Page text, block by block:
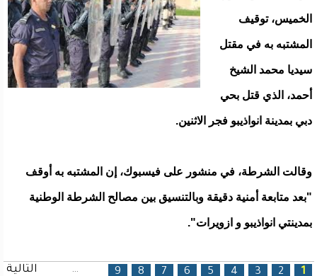
الخميس، توقيف
المشتبه به في مقتل
سيديا محمد الشيخ
أحمد، الذي قتل بحي
دبي بمدينة انواذيبو فجر الاثنين.
وقالت الشرطة، في منشور على فيسبوك، إن المشتبه به أوقف
"بعد متابعة أمنية دقيقة وبالتنسيق بين مصالح الشرطة الوطنية
بمدينتي انواذيبو و ازويرات".
الصفحات
1
2
3
4
5
6
7
8
9
… التالية